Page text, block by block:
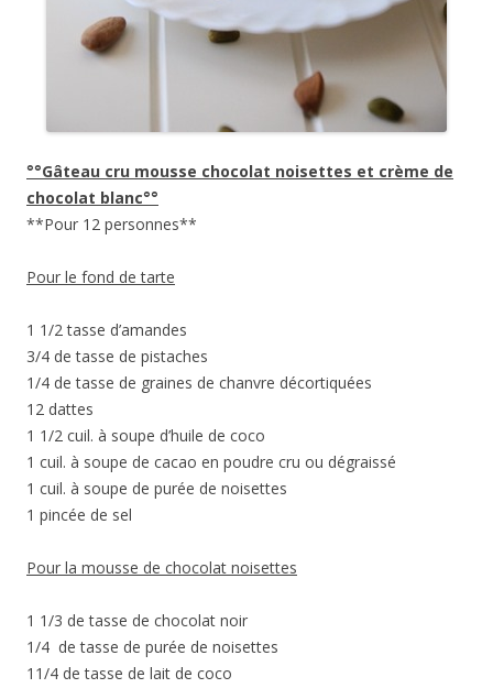
°°Gâteau cru mousse chocolat noisettes et crème de
chocolat blanc°°
**Pour 12 personnes**
Pour le fond de tarte
1 1/2 tasse d’amandes
3/4 de tasse de pistaches
1/4 de tasse de graines de chanvre décortiquées
12 dattes
1 1/2 cuil. à soupe d’huile de coco
1 cuil. à soupe de cacao en poudre cru ou dégraissé
1 cuil. à soupe de purée de noisettes
1 pincée de sel
Pour la mousse de chocolat noisettes
1 1/3 de tasse de chocolat noir
1/4 de tasse de purée de noisettes
11/4 de tasse de lait de coco